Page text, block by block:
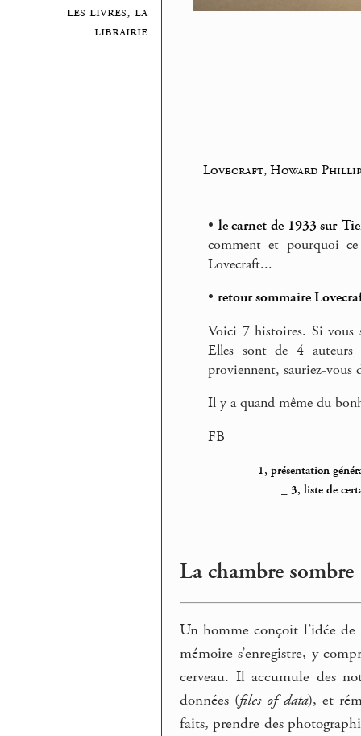
les livres, la
librairie
Lovecraft, Howard
• le carnet de 1933 sur
comment et pourquoi
Lovecraft...
• retour sommaire
Voici 7 histoires. Si vous
Elles sont de 4 auteurs
proviennent, sauriez-vous
Il y a quand même du
FB
1, présentation
_3, liste de
La chambre sombre
Un homme conçoit l’idée
mémoire s’enregistre, y
cerveau. Il accumule des
données (files of data), et
faits, prendre des